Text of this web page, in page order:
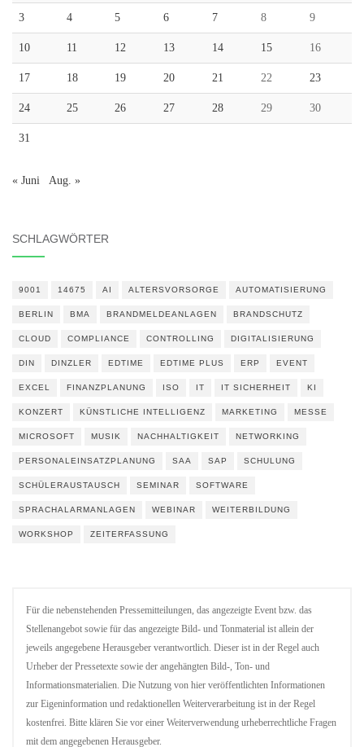
3 4 5 6 7 8 9
10 11 12 13 14 15 16
17 18 19 20 21 22 23
24 25 26 27 28 29 30
31
« Juni Aug. »
SCHLAGWÖRTER
9001 14675 AI ALTERSVORSORGE AUTOMATISIERUNG
BERLIN BMA BRANDMELDEANLAGEN BRANDSCHUTZ
CLOUD COMPLIANCE CONTROLLING DIGITALISIERUNG
DIN DINZLER EDTIME EDTIME PLUS ERP EVENT
EXCEL FINANZPLANUNG ISO IT IT SICHERHEIT KI
KONZERT KÜNSTLICHE INTELLIGENZ MARKETING MESSE
MICROSOFT MUSIK NACHHALTIGKEIT NETWORKING
PERSONALEINSATZPLANUNG SAA SAP SCHULUNG
SCHÜLERAUSTAUSCH SEMINAR SOFTWARE
SPRACHALARMANLAGEN WEBINAR WEITERBILDUNG
WORKSHOP ZEITERFASSUNG
Für die nebenstehenden Pressemitteilungen, das angezeigte Event bzw. das
Stellenangebot sowie für das angezeigte Bild- und Tonmaterial ist allein der
jeweils angegebene Herausgeber verantwortlich. Dieser ist in der Regel auch
Urheber der Pressetexte sowie der angehängten Bild-, Ton- und
Informationsmaterialien. Die Nutzung von hier veröffentlichten Informationen
zur Eigeninformation und redaktionellen Weiterverarbeitung ist in der Regel
kostenfrei. Bitte klären Sie vor einer Weiterverwendung urheberrechtliche Fragen
mit dem angegebenen Herausgeber.